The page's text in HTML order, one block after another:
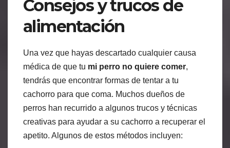
Consejos y trucos de
alimentación
Una vez que hayas descartado cualquier causa
médica de que tu mi perro no quiere comer,
tendrás que encontrar formas de tentar a tu
cachorro para que coma. Muchos dueños de
perros han recurrido a algunos trucos y técnicas
creativas para ayudar a su cachorro a recuperar el
apetito. Algunos de estos métodos incluyen: